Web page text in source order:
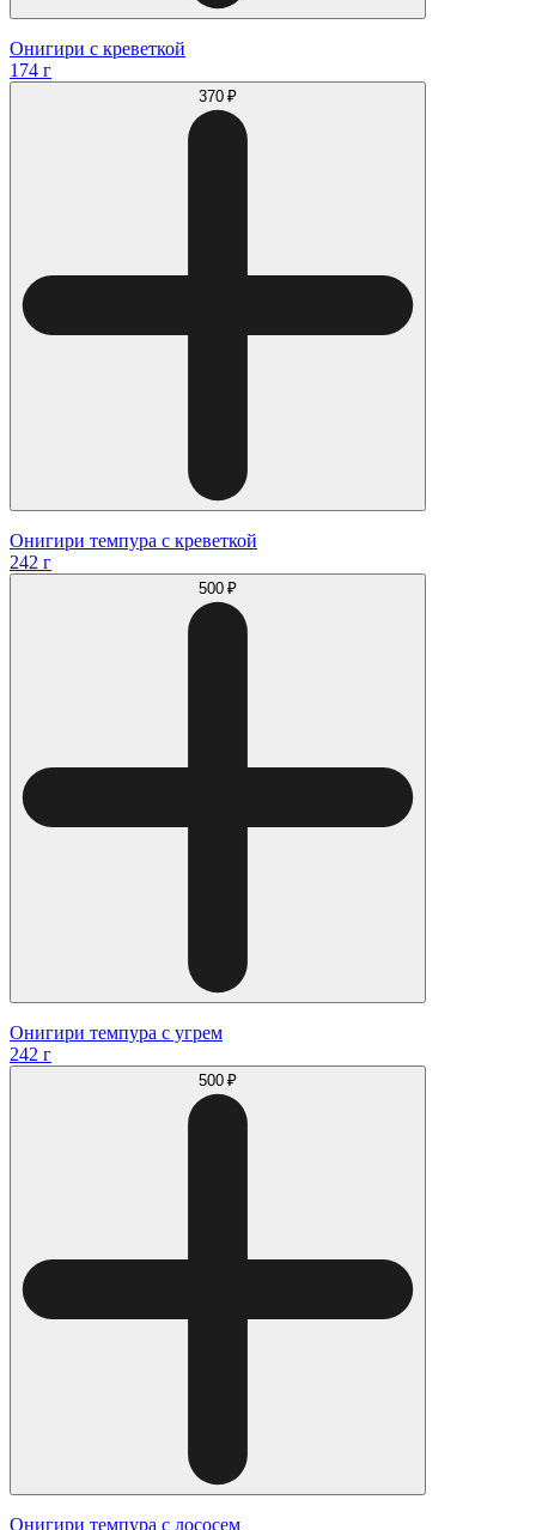
Онигири с креветкой
174 г
370 ₽
Онигири темпура с креветкой
242 г
500 ₽
Онигири темпура с угрем
242 г
500 ₽
Онигири темпура с лососем